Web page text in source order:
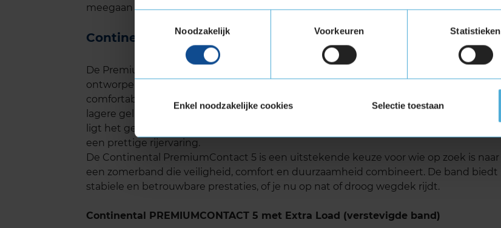
Noodzakelijk
Voorkeuren Statistieken
Enkel noodzakelijke cookies Selectie toestaan
meegaan voordat vervanging nodig is.
Continental PremiumContact 5 geluid
De PremiumContact 5 scoort ook goed op het gebied van geluid. Het loopvlak is zo
ontworpen dat het rolgeluid aanzienlijk wordt verminderd, wat bijdraagt aan een
comfortabele en stille rijervaring. Dit is vooral merkbaar op langere ritten, waar het
lagere geluid helpt om vermoeidheid tegen te gaan. Volgens de EU-geluidsnormen
ligt het geluidsniveau van deze band op een zeer acceptabel niveau, wat bijdraagt aan
een prettige rijervaring.
De Continental PremiumContact 5 is een uitstekende keuze voor wie op zoek is naar
een zomerband die veiligheid, comfort en duurzaamheid combineert. De band biedt
stabiele en betrouwbare prestaties, of je nu op nat of droog wegdek rijdt.
Continental PREMIUMCONTACT 5 met Extra Load (verstevigde band)